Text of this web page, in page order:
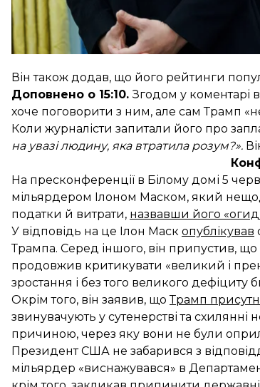
Він також додав, що його рейтинги
Доповнено о 15:10. Згодом у
хоче поговорити з ним, але сам Трамп
Коли журналісти запитали його про
на увазі людину, яка втратила розум?».
На пресконференції в Білому домі 5
мільярдером Ілоном Маском, який
податки й витрати, назвавши його
У відповідь на це Ілон Маск опублікував
Трампа. Серед іншого, він припустив,
продовжив критикувати «великий і
зростання і без того великого
Окрім того, він заявив, щоТрамп
звинувачують у сутенерстві та схилянні
причиною, через яку вони не були
Президент США не забарився з
мільярдер «виснажувався» в